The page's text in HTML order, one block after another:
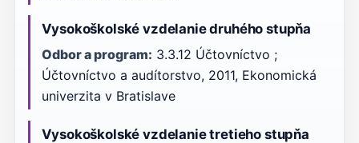
Vysokoškolské vzdelanie druhého stupňa
Odbor a program: 3.3.12 Účtovníctvo ;
Účtovníctvo a audítorstvo, 2011, Ekonomická
univerzita v Bratislave
Vysokoškolské vzdelanie tretieho stupňa